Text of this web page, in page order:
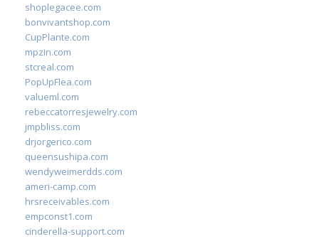
shoplegacee.com
bonvivantshop.com
CupPlante.com
mpzin.com
stcreal.com
PopUpFlea.com
valueml.com
rebeccatorresjewelry.com
jmpbliss.com
drjorgerico.com
queensushipa.com
wendyweimerdds.com
ameri-camp.com
hrsreceivables.com
empconst1.com
cinderella-support.com